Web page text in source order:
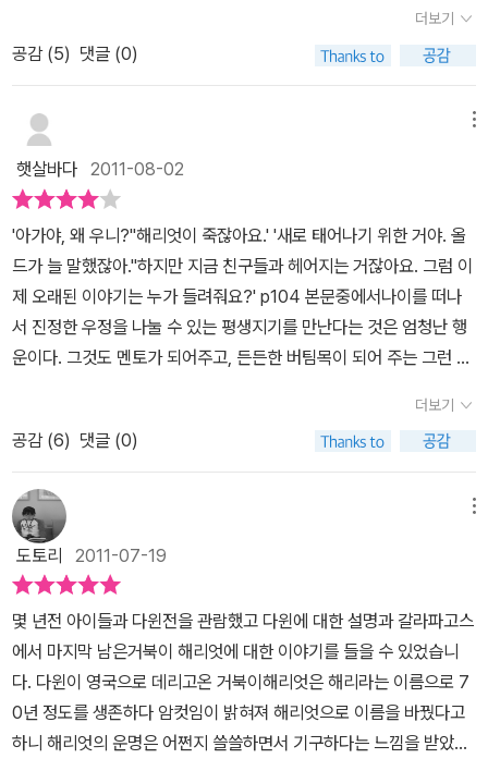
않음을 알고는 동물원 친구들을 모두 불러 마지막 인사를 나누고자
찰리에게 부탁을 한다. 하지만 스미스가 어떻게 나올지 모두 궁금하
다. 위험하다고 생각한다. 하지만 찰리는 스미스에게 맡기도 문을 열
어주고는 모두를 부른다. 해리엇과 마지막 인사를 나누는 동물원 친
구들,해리엇은 자신이 어떻게 하여 이곳에 오게 되었는지 갈라파고스
섬에서 부터 이곳에 오게 된 오래된 이야기를 시작한다. 다윈과 그외
사람들에 의해 붙잡혀 오고 동물원에 갇히게 되면서 사람들에 의해
길들여진 것이다. '길들여 진다는 것은 얼마나 무서운 것' 인지 글을
통해 알 수 있다. 숲이 바로 곁에 있어도 동물원 문이 열려도 그들은
나가지 않는다. 사람들이 주는 먹이와 사람에 의해 길들여져서 그들
이 태어난 숲보다 이젠 이곳이 편한 것이다. 하지만 숲도 인간이 만들
어 놓은 곳이다. 개체수를 늘리기 위하여 인간이 숲을 만들어 놓고 그
거리가 되게 하고 있다. 동물이지만 사람들에게 길들여진 동물,하지
만 그들이 제일 무서워 하는 것은 '사람' 이다. 그들이 사람을 무서워
하고 길들여졌어도 그들의 한가지 마지막은 '살아 남는 것' 이다. 어디
에서 살든 말이다.해리엇은 자신의 과거와 지금까지의 이야기를 하면
서 모두가 하나가 될 것을 말한다. 그는 찰리가 개코원숭이들에게 공
격을 당할 때도 곁에서 그를 지키며 '넌 혼자가 아니야,내가 친구가 되
어줄께.' 했던 거북이다.'그래,친구.우린 모두 친구야.어떤 동물이든.
나이가 많든 적든 이곳에서는 다 친구지.숲에서처럼 잡아먹을 필요도
도망 다니 필요도 없는 곳이니까.' 그러니 하나로 뭉쳐 서로 돕고 살아
야 한다는 것이다. 찰리가 어려울 때도 도와 주었고 개코원숭이 스미
스의 아기 원숭이가 죽을 뻔 했을 때도 해리엇의 지혜로 살아날 수 있
었다면 이젠 친구들이 해리엇을 위해 마지막으로 무언가 해 주어야
야. 난 네 마음을 안다. 하지만 걱정하지 마라. 여기는 너 혼자가 아니
다. 그걸 알려 주고 싶어 온 거야.”(61쪽) 그리고 두려워하지 말라며,
지었던 나 또한 해리엇의 등장으로 한 줄기 희망을 보았다. 찰리에게
만 말하는 것이 아니라 나를 향해 해리엇이 다정스레 말하는 것 같아
순간 눈앞이 흐려지고 말았다. 타인에게 드러내지 못한 나의 감정, 나
의 내면 깊숙이 박혀 있는 외로움이 해리엇의 한 마디로 모두 드러남
과 동시에 스르르 녹아버리는 기분이었다. 해리엇은 찰리를 위해 같
이 밤을 보내 주었지만 스미스의 괴롭힘은 끝이 없었다. 우연히철창
열쇠를 갖게 된 찰리를 끊임없이 협박하는 스미스를 보며 결국 해리
엇은 찰리를 보호하기 위해 사육사에게 몸으로 자신의 뜻을 전한다.
응해야 하는숙제는 여전히남아 있었다. 다행히 해리엇과 함께 할 수
있어 안심이 되었지만 적대적인 스미스는 늘 두려웠다. 그러던 어느
날 스미스의 아기 원숭이가 사탕이 목에 걸려 목숨이 위태로운 사건
이 일어난다. 찰리는 자기가 가진 열쇠로 문을 열고 너구리 올드와 함
께 아기 원숭이를 구하려 했지만그토록 열쇠를 원하는 스미스에게 공
격을 당할 수 있는 위험이 있었다. 하지만 아기 원숭이의 생명이 위태
로워 올드와 함께 원숭이들의 우리로 향하게 되는데, 아기 원숭이를
구하고 다시 철문을 닫고 나오려는 순간까지 긴장감을 늦출 수 없었
다. 그러나스미스는 천천히 하라며 문을 닫는 찰리를 위로했고, 그 말
로 인해 마음이 저릿해지는 것을 느꼈다. 그렇게 찰리를 괴롭히던 스
미스가 열쇠를 빼앗지 않았고, 공격하지도 않았으며, 아기 원숭이를
살려준 사실에 드디어 마음을 연 것이다. 이런 상황이 오기까지는 해
간을 절대 잊지 못할 거예요. 정말로 엄마에게서 생명이 빠져나간줄
알았거든요. 다행히 그게 아니라는걸 알게됐지만 헤어지는 순간에도
깨어나는걸 보지 못했으니 제가 기억하는 엄마의 마지막은 총에 맞아
축 늘어진채 정신을 잃은 모습이예요.동물원 주인 아들인 테드가 절
엄마와 함께 살수 있었을까요? 이런저런 생각을 해보게 되지만이미
벌어진 일 이고, 제가 찰리라는 이름으로 불리며 테드 가족과 함께 살
게된건 제 힘으로 바꿀수 없는 일이예요. 처음엔 사람들의 언어도 이
해하지 못했고 낯선 환경에 적응하는 것도 쉽지 않았지만 사람들이
싫어하는 일이 뭔지, 좋아하는 행동이 뭔지를 경험을 통해 알게됐어
요. 똥오줌은 모래가 깔린 박스에 해야 하고, 물이 싫어도 테드와 같이
목욕을 해야 했어요. 제가 싫어하고 원하지 않는 걸 사람들에게 알려
봤자 그들이 제 말을 이해하지 못하고, 저도 그들을 이길수 없었으니
까요. 그런 제 모습에 테드는 순하다며 좋아했지만, 별 수가 없었는걸
느냐가 가장 큰 문제라는 걸 어린 저도 잘 알게 됐으니까요. '꼬마야,
괜한 짓 하지마. 여기는 사람들이 사는 세상이야. 사람들을 이길 수는
없어. 살아남는 게 중요한 거지. 24p 처음 테드와동물원에 갔던 날이
떠올라요. 무서운 개코원숭이 스미스 때문에 공포에 질려있는 제게
당신은 따뜻한 목소리로 '안녕, 친구.'라며 말을 건넸어요. 처음 만났
음에도, 백칠십이라는 세월을 살았음에도 당신은 이 곳에선 모두 다
친구라며 걱정하지 말라고 했어요. 그리고 저에게 잘 해낼수 있을거
라는 격려도 잊지 않았죠. 당신의 따뜻한 말에 눈물이 핑 돌았어요.그
리고 1년 뒤, 테드가 학교에 가면서 전 처음으로 동물원 우리에 갇히
더보기
공감 (5) 댓글 (0)
햇살바다 2011-08-02
'아가야, 왜 우니?''해리엇이 죽잖아요.' '새로 태어나기 위한 거야. 올
드가 늘 말했잖아.''하지만 지금 친구들과 헤어지는 거잖아요. 그럼 이
제 오래된 이야기는 누가 들려줘요?' p104 본문중에서나이를 떠나
서 진정한 우정을 나눌 수 있는 평생지기를 만난다는 것은 엄청난 행
운이다. 그것도 멘토가 되어주고, 든든한 버팀목이 되어 주는 그런 친
해도 로또대박을 맞을 확률보다 이런 친구를 사귈 수 있는 확률이 더
적지 않을까. 친구라는 말은 쉽게 하지만 참 친구를 사귄다는 건 결코
쉬운 일은 아니니까.아기때 사람들에게 잡혀 동물원으로 오게 된 원
숭이 찰리는 그런 행운아다. 같은 종의 동물임에도 불구하고 사람의
손에서 사랑을 받았다는 이유로 따돌림과 괴롭힘을 당하는데 전혀 종
이 다른 거북이 해리엇이 찰리의 친구가 되어 주고 엄마 같은 보호막
이 되어주었다. 찰리는 해리엇을 통해 사랑을 배우고, 두려움을 맞설
수 있는 용기를 배우고, 자신을 괴롭히며 아픔을 안겨준 이가 당하는
고통을 고소해 하지 않고 도움의 손길을 내밀 줄 아는 넉넉함을 배웠
다. 엄청난 나이 차이에도 불구하고 해리엇은 찰리에게 좋은 친구였
으며, 부모였으며, 선생님이었다. 그런 해리엇으로 인해 무서운 세상
에 홀로 맞서 나가야 하는 여리고 여린 원숭이 찰리는 자신의 정체성
더보기
공감 (6) 댓글 (0)
도토리 2011-07-19
몇 년전 아이들과 다윈전을 관람했고 다윈에 대한 설명과 갈라파고스
에서 마지막 남은거북이 해리엇에 대한 이야기를 들을 수 있었습니
다. 다윈이 영국으로 데리고온 거북이해리엇은 해리라는 이름으로 7
0년 정도를 생존하다 암컷임이 밝혀져 해리엇으로 이름을 바꿨다고
하니 해리엇의 운명은 어쩐지 쓸쓸하면서 기구하다는 느낌을 받았습